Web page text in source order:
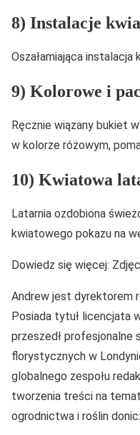
8) Instalacje
Oszałamiająca instalacja
9) Kolorowe i
Ręcznie wiązany bukiet
w kolorze różowym,
10) Kwiatowa
Latarnia ozdobiona
kwiatowego pokazu na
Dowiedz się więcej:
Andrew jest dyrektorem
Posiada tytuł licencjata
przeszedł profesjonalne
florystycznych w
globalnego zespołu
tworzenia treści na
ogrodnictwa i roślin